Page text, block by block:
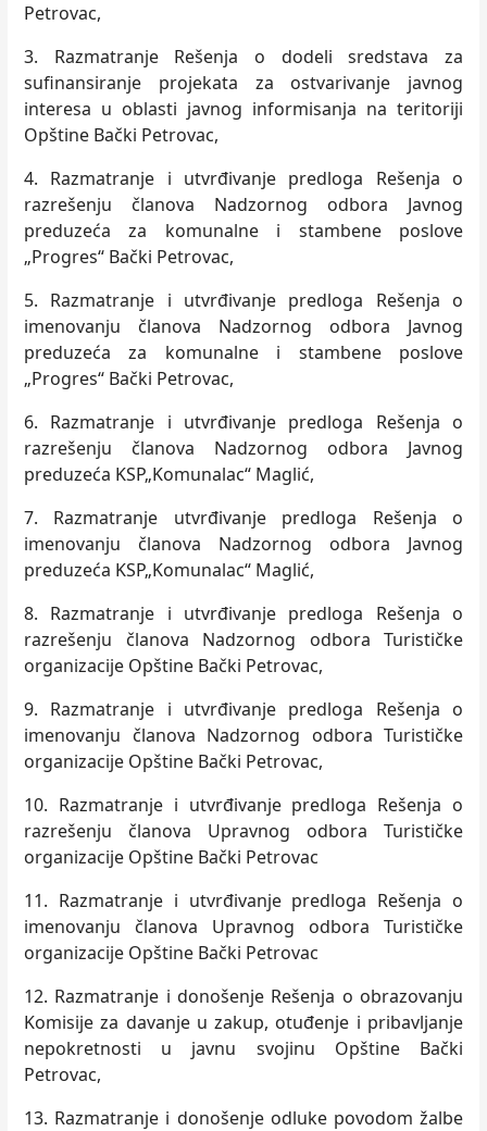
Petrovac,
3. Razmatranje Rešenja o dodeli sredstava za
sufinansiranje projekata za ostvarivanje javnog
interesa u oblasti javnog informisanja na teritoriji
Opštine Bački Petrovac,
4. Razmatranje i utvrđivanje predloga Rešenja o
razrešenju članova Nadzornog odbora Javnog
preduzeća za komunalne i stambene poslove
„Progres“ Bački Petrovac,
5. Razmatranje i utvrđivanje predloga Rešenja o
imenovanju članova Nadzornog odbora Javnog
preduzeća za komunalne i stambene poslove
„Progres“ Bački Petrovac,
6. Razmatranje i utvrđivanje predloga Rešenja o
razrešenju članova Nadzornog odbora Javnog
preduzeća KSP„Komunalac“ Maglić,
7. Razmatranje utvrđivanje predloga Rešenja o
imenovanju članova Nadzornog odbora Javnog
preduzeća KSP„Komunalac“ Maglić,
8. Razmatranje i utvrđivanje predloga Rešenja o
razrešenju članova Nadzornog odbora Turističke
organizacije Opštine Bački Petrovac,
9. Razmatranje i utvrđivanje predloga Rešenja o
imenovanju članova Nadzornog odbora Turističke
organizacije Opštine Bački Petrovac,
10. Razmatranje i utvrđivanje predloga Rešenja o
razrešenju članova Upravnog odbora Turističke
organizacije Opštine Bački Petrovac
11. Razmatranje i utvrđivanje predloga Rešenja o
imenovanju članova Upravnog odbora Turističke
organizacije Opštine Bački Petrovac
12. Razmatranje i donošenje Rešenja o obrazovanju
Komisije za davanje u zakup, otuđenje i pribavljanje
nepokretnosti u javnu svojinu Opštine Bački
Petrovac,
13. Razmatranje i donošenje odluke povodom žalbe